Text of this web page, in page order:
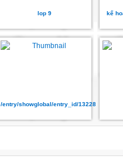
lop 9 kế
/entry/showglobal/entry_id/13228930